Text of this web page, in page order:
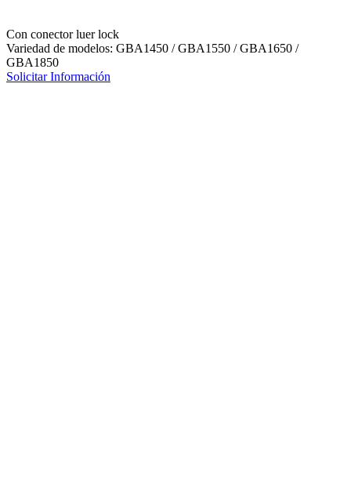
Con conector luer lock
Variedad de modelos: GBA1450 / GBA1550 / GBA1650 /
GBA1850
Solicitar Información